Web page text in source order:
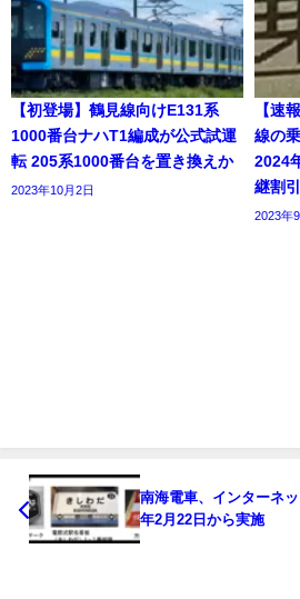
【初登場】鶴見線向けE131系
1000番台ナハT1編成が公式試運
転 205系1000番台を置き換えか
2023年10月2日
【速
線の
2024
継割
2023年
南海電車、インターネ
年2月22日から実施